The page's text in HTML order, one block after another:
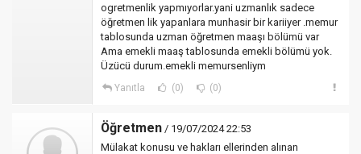
ogretmenlik yapmıyorlar.yani uzmanlık sadece
öğretmen lik yapanlara munhasir bir kariiyer .memur
tablosunda uzman öğretmen maaşı bölümü var
Ama emekli maaş tablosunda emekli bölümü yok.
Üzücü durum.emekli memursenliym
Yanıtla (0) (0)
Öğretmen / 19/07/2024 22:53
Mülakat konusu ve hakları ellerinden alınan